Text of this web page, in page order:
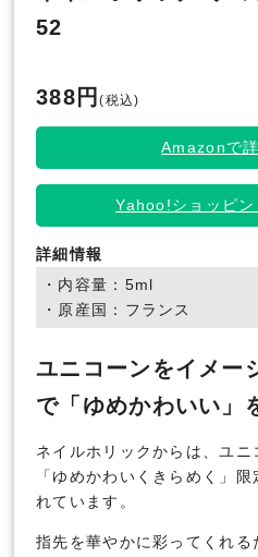
52
388円(税込)
Amazonで
Yahoo!ショッピン
詳細情報
・内容量：5ml
・原産国：フランス
ユニコーンをイメー
で「ゆめかわいい」
ネイルホリックからは、ユ
「ゆめかわいくきらめく」
れています。
指先を華やかに彩ってくれる